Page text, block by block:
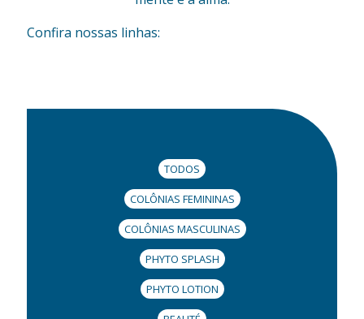
Confira nossas linhas:
TODOS
COLÔNIAS FEMININAS
COLÔNIAS MASCULINAS
PHYTO SPLASH
PHYTO LOTION